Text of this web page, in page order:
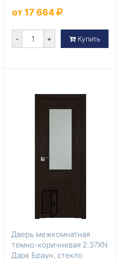
от 17 664
- + Купить
Дверь межкомнатная
темно-коричневая 2.37XN
Дарк Браун, стекло